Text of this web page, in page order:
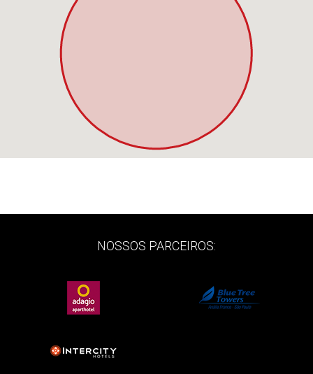
NOSSOS PARCEIROS: